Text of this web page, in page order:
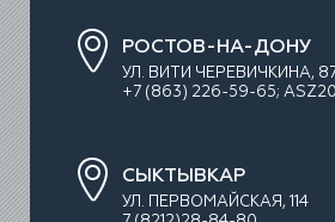
РОСТОВ-НА-ДОНУ
УЛ. ВИТИ ЧЕРЕВИЧКИНА,
+7 (863) 226-59-65;
СЫКТЫВКАР
УЛ. ПЕРВОМАЙСКАЯ, 114